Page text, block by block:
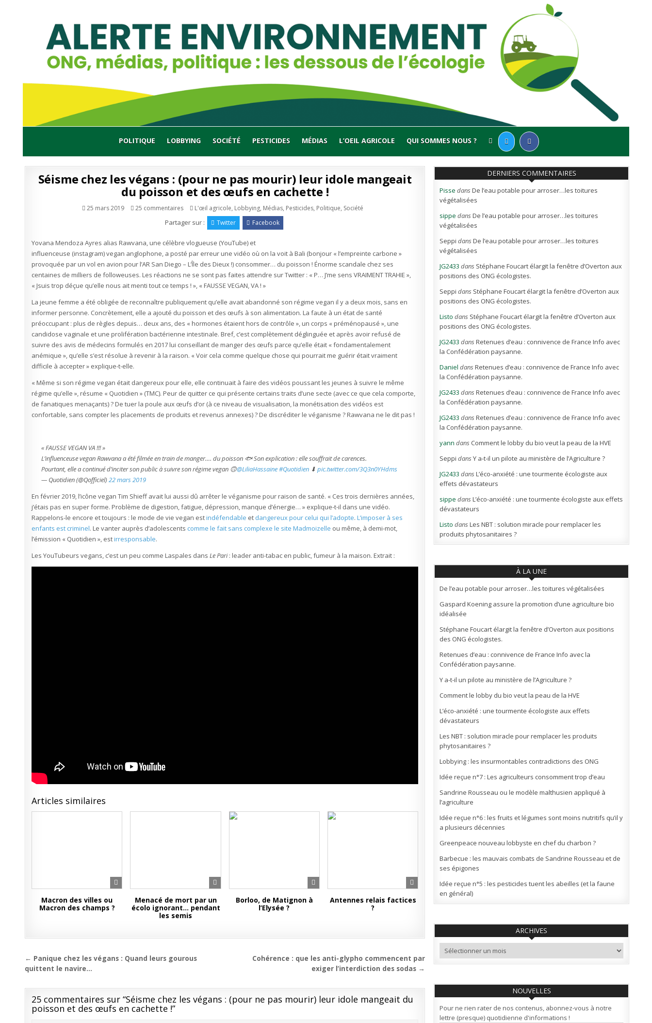
POLITIQUE LOBBYING SOCIÉTÉ PESTICIDES MÉDIAS L’OEIL AGRICOLE QUI SOMMES NOUS ?
Séisme chez les végans : (pour ne pas mourir) leur idole mangeait
du poisson et des œufs en cachette !
25 mars 2019 25 commentairessur
les
(pour
pas
mourir)
leur
mangeait
du
poisson
des
œufs
en
cachette
!
Publié
L'œil agricole, Lobbying, Médias, Pesticides, Politique, Société
Partager sur : Twitter Facebook
Yovana Mendoza Ayres alias Rawvana, une célèbre vlogueuse (YouTube) et
influenceuse (instagram) vegan anglophone, a posté par erreur une vidéo où on la voit à Bali (bonjour « l’empreinte carbone »
provoquée par un vol en avion pour l’AR San Diego – L’Île des Dieux !) consommer… du poisson ! Énorme scandale chez ses
centaines de milliers de followeuses. Les réactions ne se sont pas faites attendre sur Twitter : « P… J’me sens VRAIMENT TRAHIE »,
« Jsuis trop déçue qu’elle nous ait menti tout ce temps ! », « FAUSSE VEGAN, VA ! »
La jeune femme a été obligée de reconnaître publiquement qu’elle avait abandonné son régime vegan il y a deux mois, sans en
informer personne. Concrètement, elle a ajouté du poisson et des œufs à son alimentation. La faute à un état de santé
préoccupant : plus de règles depuis… deux ans, des « hormones étaient hors de contrôle », un corps « préménopausé », une
candidose vaginale et une prolifération bactérienne intestinale. Bref, c’est complètement déglinguée et après avoir refusé de
suivre des avis de médecins formulés en 2017 lui conseillant de manger des œufs parce qu’elle était « fondamentalement
anémique », qu’elle s’est résolue à revenir à la raison. « Voir cela comme quelque chose qui pourrait me guérir était vraiment
difficile à accepter » explique-t-elle.
« Même si son régime vegan était dangereux pour elle, elle continuait à faire des vidéos poussant les jeunes à suivre le même
régime qu’elle », résume « Quotidien » (TMC). Peur de quitter ce qui présente certains traits d’une secte (avec ce que cela comporte,
de fanatiques menaçants) ? De tuer la poule aux œufs d’or (à ce niveau de visualisation, la monétisation des vidéos est
confortable, sans compter les placements de produits et revenus annexes) ? De discréditer le véganisme ? Rawvana ne le dit pas !
« FAUSSE VEGAN VA !!! »
L’influenceuse vegan Rawvana a été filmée en train de manger…. du poisson 🐟 Son explication : elle souffrait de carences.
Pourtant, elle a continué d’inciter son public à suivre son régime vegan 🙃@LiliaHassaine#Quotidien ⬇pic.twitter.com/3Q3n0YHdms
— Quotidien (@Qofficiel)22 mars 2019
En février 2019, l’icône vegan Tim Shieff avait lui aussi dû arrêter le véganisme pour raison de santé. « Ces trois dernières années,
j’étais pas en super forme. Problème de digestion, fatigue, dépression, manque d’énergie… » explique-t-il dans une vidéo.
Rappelons-le encore et toujours : le mode de vie vegan estindéfendable et dangereux pour celui qui l’adopte.L’imposer à ses
enfants est criminel. Le vanter auprès d’adolescents comme le fait sans complexe le site Madmoizelle ou même, à demi-mot,
l’émission « Quotidien », estirresponsable.
Les YouTubeurs vegans, c’est un peu comme Laspales dansLe Pari: leader anti-tabac en public, fumeur à la maison. Extrait :
Articles similaires
Macron des villes ou
Macron des champs ?
Menacé de mort par un
écolo ignorant… pendant
les semis
Borloo, de Matignon à
l’Elysée ?
Antennes relais factices
?
Navigation
de
l’article
Cohérence : que les anti-glypho commencent par
exiger l’interdiction des sodas →
← Panique chez les végans : Quand leurs gourous
quittent le navire…
25 commentaires sur “Séisme chez les végans : (pour ne pas mourir) leur idole mangeait du
poisson et des œufs en cachette !”
DERNIERS COMMENTAIRES
Pisse dansDe l’eau potable pour arroser…les toitures
végétalisées
sippe dansDe l’eau potable pour arroser…les toitures
végétalisées
Seppi dansDe l’eau potable pour arroser…les toitures
végétalisées
JG2433 dans Stéphane Foucart élargit la fenêtre d’Overton aux
positions des ONG écologistes.
Seppi dans Stéphane Foucart élargit la fenêtre d’Overton aux
positions des ONG écologistes.
Listo dans Stéphane Foucart élargit la fenêtre d’Overton aux
positions des ONG écologistes.
JG2433 dansRetenues d’eau : connivence de France Info avec
la Confédération paysanne.
Daniel dansRetenues d’eau : connivence de France Info avec
la Confédération paysanne.
JG2433 dansRetenues d’eau : connivence de France Info avec
la Confédération paysanne.
JG2433 dansRetenues d’eau : connivence de France Info avec
la Confédération paysanne.
yann dans Comment le lobby du bio veut la peau de la HVE
Seppi dansY a-t-il un pilote au ministère de l’Agriculture ?
JG2433 dansL’éco-anxiété : une tourmente écologiste aux
effets dévastateurs
sippe dansL’éco-anxiété : une tourmente écologiste aux effets
dévastateurs
Listo dansLes NBT : solution miracle pour remplacer les
produits phytosanitaires ?
À LA UNE
De l’eau potable pour arroser…les toitures végétalisées
Gaspard Koening assure la promotion d’une agriculture bio
idéalisée
Stéphane Foucart élargit la fenêtre d’Overton aux positions
des ONG écologistes.
Retenues d’eau : connivence de France Info avec la
Confédération paysanne.
Y a-t-il un pilote au ministère de l’Agriculture ?
Comment le lobby du bio veut la peau de la HVE
L’éco-anxiété : une tourmente écologiste aux effets
dévastateurs
Les NBT : solution miracle pour remplacer les produits
phytosanitaires ?
Lobbying : les insurmontables contradictions des ONG
Idée reçue n°7 : Les agriculteurs consomment trop d’eau
Sandrine Rousseau ou le modèle malthusien appliqué à
l’agriculture
Idée reçue n°6 : les fruits et légumes sont moins nutritifs qu’il y
a plusieurs décennies
Greenpeace nouveau lobbyste en chef du charbon ?
Barbecue : les mauvais combats de Sandrine Rousseau et de
ses épigones
Idée reçue n°5 : les pesticides tuent les abeilles (et la faune
en général)
ARCHIVES
Archives
NOUVELLES
Pour ne rien rater de nos contenus, abonnez-vous à notre
lettre (presque) quotidienne d'informations !